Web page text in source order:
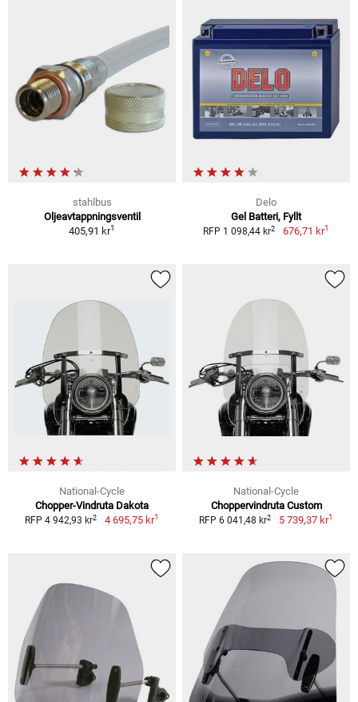
stahlbus
Oljeavtappningsventil
405,91 kr1
Delo
Gel Batteri, Fyllt
RFP 1 098,44 kr2 676,71 kr1
National-Cycle
Chopper-Vindruta Dakota
RFP 4 942,93 kr2 4 695,75 kr1
National-Cycle
Choppervindruta Custom
RFP 6 041,48 kr2 5 739,37 kr1